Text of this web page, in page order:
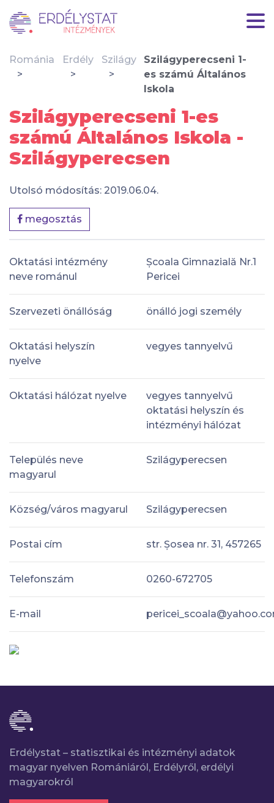
Románia Erdély Szilágy
Szilágyperecseni 1-
es számú Általános
Iskola
Szilágyperecseni 1-es
számú Általános Iskola -
Szilágyperecsen
Utolsó módosítás: 2019.06.04.
megosztás
Oktatási intézmény
neve románul
Școala Gimnazială Nr.1
Pericei
Szervezeti önállóság önálló jogi személy
Oktatási helyszín
nyelve
vegyes tannyelvű
Oktatási hálózat nyelve
vegyes tannyelvű
oktatási helyszín és
intézményi hálózat
Település neve
magyarul
Szilágyperecsen
Község/város magyarul Szilágyperecsen
Postai cím str. Șosea nr. 31, 457265
Telefonszám 0260-672705
E-mail
Erdélystat – statisztikai és intézményi adatok
magyar nyelven Romániáról, Erdélyről, erdélyi
magyarokról